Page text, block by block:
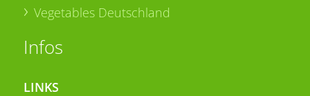
Vegetables Deutschland
Infos
LINKS